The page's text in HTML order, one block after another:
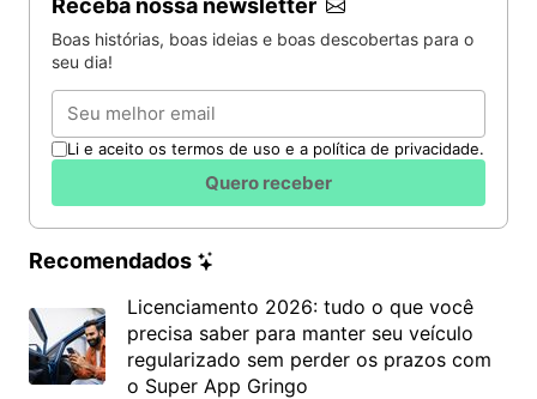
Receba nossa newsletter
Boas histórias, boas ideias e boas descobertas para o
seu dia!
Email
Li e aceito os termos de uso e a política de privacidade.
Quero receber
Recomendados
Licenciamento 2026: tudo o que você
precisa saber para manter seu veículo
regularizado sem perder os prazos com
o Super App Gringo